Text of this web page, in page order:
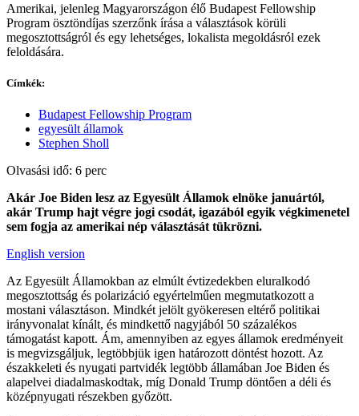
Amerikai, jelenleg Magyarországon élő Budapest Fellowship
Program ösztöndíjas szerzőnk írása a választások körüli
megosztottságról és egy lehetséges, lokalista megoldásról ezek
feloldására.
Címkék:
Budapest Fellowship Program
egyesült államok
Stephen Sholl
Olvasási idő: 6 perc
Akár Joe Biden lesz az Egyesült Államok elnöke januártól,
akár Trump hajt végre jogi csodát, igazából egyik végkimenetel
sem fogja az amerikai nép választását tükrözni.
English version
Az Egyesült Államokban az elmúlt évtizedekben eluralkodó
megosztottság és polarizáció egyértelműen megmutatkozott a
mostani választáson. Mindkét jelölt gyökeresen eltérő politikai
irányvonalat kínált, és mindkettő nagyjából 50 százalékos
támogatást kapott. Ám, amennyiben az egyes államok eredményeit
is megvizsgáljuk, legtöbbjük igen határozott döntést hozott. Az
északkeleti és nyugati partvidék legtöbb államában Joe Biden és
alapelvei diadalmaskodtak, míg Donald Trump döntően a déli és
középnyugati részekben győzött.